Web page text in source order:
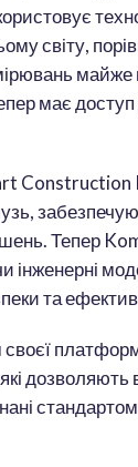
світу,
майже
має
Тепер
та
дозволяють